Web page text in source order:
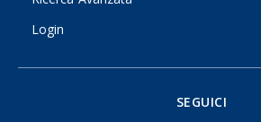
Login
SEGUICI